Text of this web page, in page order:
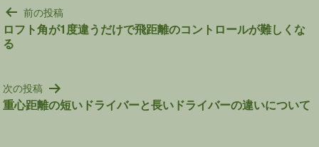
投
稿
ナ
ゲ
ー
シ
前の投稿
ロフト角が1度違うだけで飛距離のコントロールが難しくな
る
次の投稿
重心距離の短いドライバーと長いドライバーの違いについて